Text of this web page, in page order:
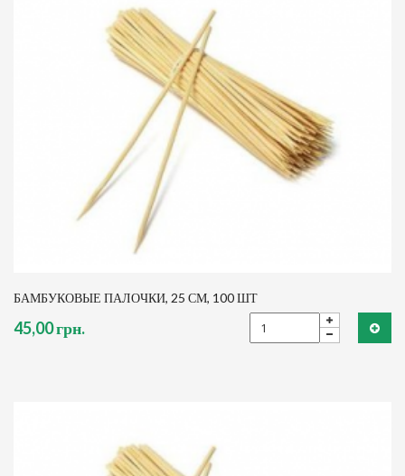
БАМБУКОВЫЕ ПАЛОЧКИ, 25 СМ, 100 ШТ
45,00 грн.